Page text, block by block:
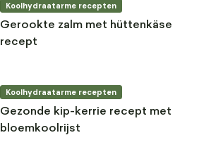
Koolhydraatarme recepten
Gerookte zalm met hüttenkäse
recept
Koolhydraatarme recepten
Gezonde kip-kerrie recept met
bloemkoolrijst